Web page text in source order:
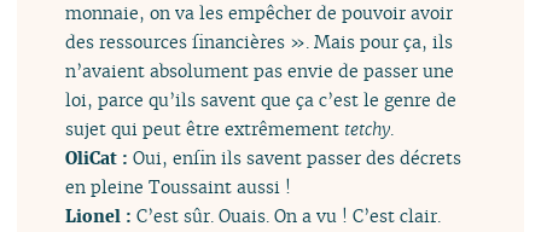
monnaie, on va les empêcher de pouvoir avoir
des ressources financières ». Mais pour ça, ils
n’avaient absolument pas envie de passer une
loi, parce qu’ils savent que ça c’est le genre de
sujet qui peut être extrêmement tetchy.
OliCat : Oui, enfin ils savent passer des décrets
en pleine Toussaint aussi !
Lionel : C’est sûr. Ouais. On a vu ! C’est clair.